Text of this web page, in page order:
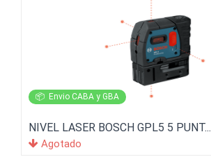
📦 Envio CABA y GBA
NIVEL LASER BOSCH GPL5 5 PUNT...
Agotado